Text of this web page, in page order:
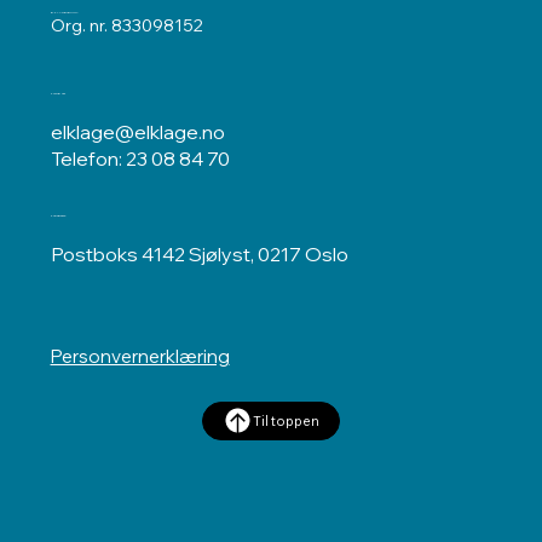
ELKLAGENEMNDA
Org. nr. 833098152
Kontakt oss
elklage@elklage.no
Telefon: 23 08 84 70
Postadresse
Postboks 4142 Sjølyst, 0217 Oslo
Personvernerklæring
Til toppen